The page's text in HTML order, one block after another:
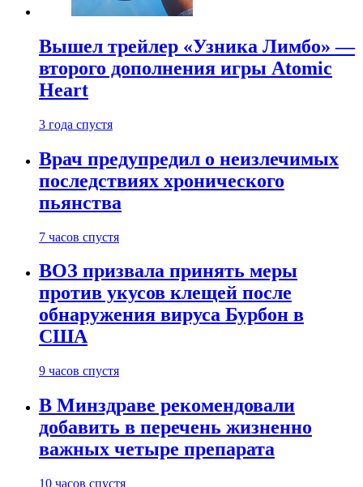
Вышел трейлер «Узника Лимбо» —
второго дополнения игры Atomic
Heart
3 года спустя
Врач предупредил о неизлечимых
последствиях хронического
пьянства
7 часов спустя
ВОЗ призвала принять меры
против укусов клещей после
обнаружения вируса Бурбон в
США
9 часов спустя
В Минздраве рекомендовали
добавить в перечень жизненно
важных четыре препарата
10 часов спустя